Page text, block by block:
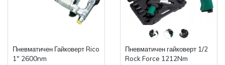
Пневматичен Гайковерт Rico
1" 2600nm
Пневматичен гайковерт 1/2
Rock Force 1212Nm